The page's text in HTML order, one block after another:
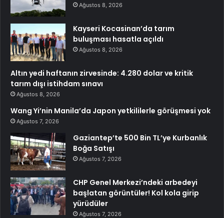
Ağustos 8, 2026
Kayseri Kocasinan’da tarım
buluşması hasatla açıldı
Ağustos 8, 2026
Altın yedi haftanın zirvesinde: 4.280 dolar ve kritik
tarım dışı istihdam sınavı
Ağustos 8, 2026
Wang Yi’nin Manila’da Japon yetkililerle görüşmesi yok
Ağustos 7, 2026
Gaziantep’te 500 Bin TL’ye Kurbanlık
Boğa Satışı
Ağustos 7, 2026
CHP Genel Merkezi’ndeki arbedeyi
başlatan görüntüler! Kol kola girip
yürüdüler
Ağustos 7, 2026